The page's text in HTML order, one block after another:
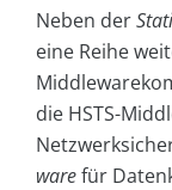
Neben der
eine Reihe
die HSTS-
warefür